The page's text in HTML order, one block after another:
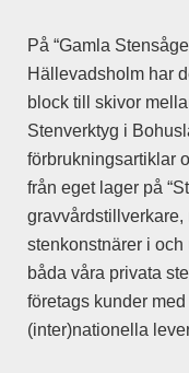
På “Gamla
Hällevadsholm har
block till skivor
Stenverktyg i
förbrukningsartiklar
från eget lager på
gravvårdstillverkare,
stenkonstnärer i
båda våra privata
företags kunder
(inter)nationella